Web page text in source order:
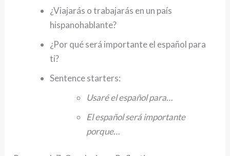
¿Viajarás o trabajarás en un país
hispanohablante?
¿Por qué será importante el español para
ti?
Sentence starters:
Usaré el español para…
El español será importante
porque…